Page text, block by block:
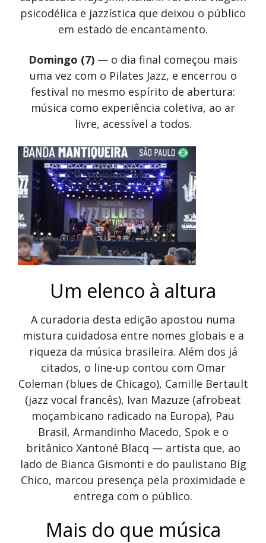
psicodélica e jazzística que deixou o público
em estado de encantamento.
Domingo (7) — o dia final começou mais
uma vez com o Pilates Jazz, e encerrou o
festival no mesmo espírito de abertura:
música como experiência coletiva, ao ar
livre, acessível a todos.
Um elenco à altura
A curadoria desta edição apostou numa
mistura cuidadosa entre nomes globais e a
riqueza da música brasileira. Além dos já
citados, o line-up contou com Omar
Coleman (blues de Chicago), Camille Bertault
(jazz vocal francês), Ivan Mazuze (afrobeat
moçambicano radicado na Europa), Pau
Brasil, Armandinho Macedo, Spok e o
britânico Xantoné Blacq — artista que, ao
lado de Bianca Gismonti e do paulistano Big
Chico, marcou presença pela proximidade e
entrega com o público.
Mais do que música